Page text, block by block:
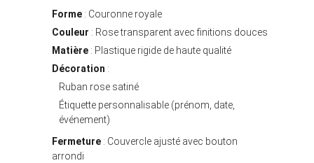
Forme : Couronne royale
Couleur : Rose transparent avec finitions douces
Matière : Plastique rigide de haute qualité
Décoration :
Ruban rose satiné
Étiquette personnalisable (prénom, date,
événement)
Fermeture : Couvercle ajusté avec bouton
arrondi